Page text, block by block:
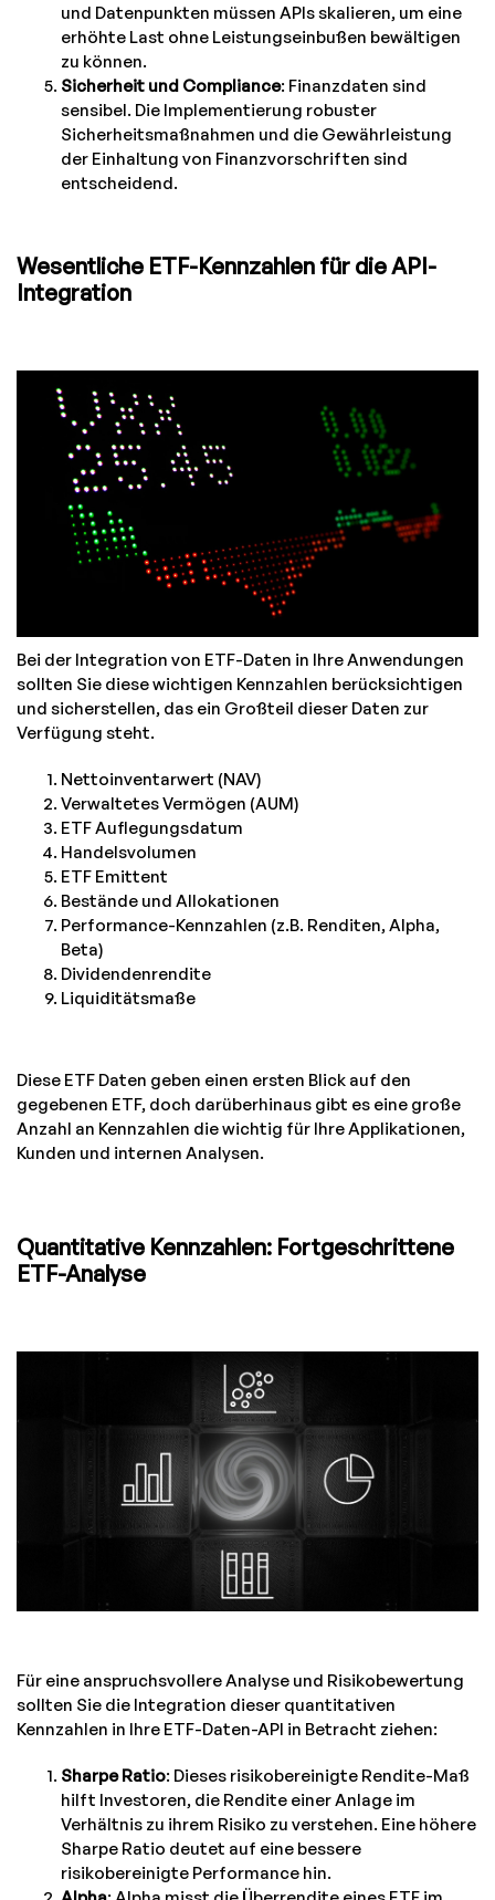
und Datenpunkten müssen APIs skalieren, um eine
erhöhte Last ohne Leistungseinbußen bewältigen
zu können.
Sicherheit und Compliance: Finanzdaten sind
sensibel. Die Implementierung robuster
Sicherheitsmaßnahmen und die Gewährleistung
der Einhaltung von Finanzvorschriften sind
entscheidend.
Wesentliche ETF-Kennzahlen für die API-
Integration
Bei der Integration von ETF-Daten in Ihre Anwendungen
sollten Sie diese wichtigen Kennzahlen berücksichtigen
und sicherstellen, das ein Großteil dieser Daten zur
Verfügung steht.
Nettoinventarwert (NAV)
Verwaltetes Vermögen (AUM)
ETF Auflegungsdatum
Handelsvolumen
ETF Emittent
Bestände und Allokationen
Performance-Kennzahlen (z.B. Renditen, Alpha,
Beta)
Dividendenrendite
Liquiditätsmaße
Diese ETF Daten geben einen ersten Blick auf den
gegebenen ETF, doch darüberhinaus gibt es eine große
Anzahl an Kennzahlen die wichtig für Ihre Applikationen,
Kunden und internen Analysen.
Quantitative Kennzahlen: Fortgeschrittene
ETF-Analyse
Für eine anspruchsvollere Analyse und Risikobewertung
sollten Sie die Integration dieser quantitativen
Kennzahlen in Ihre ETF-Daten-API in Betracht ziehen:
Sharpe Ratio: Dieses risikobereinigte Rendite-Maß
hilft Investoren, die Rendite einer Anlage im
Verhältnis zu ihrem Risiko zu verstehen. Eine höhere
Sharpe Ratio deutet auf eine bessere
risikobereinigte Performance hin.